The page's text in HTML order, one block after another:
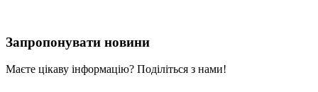
Вивчаємо жестову мову
Дитяча сторінка
Новини про жестову мову
Запропонувати новини
Маєте цікаву інформацію? Поділіться з нами!